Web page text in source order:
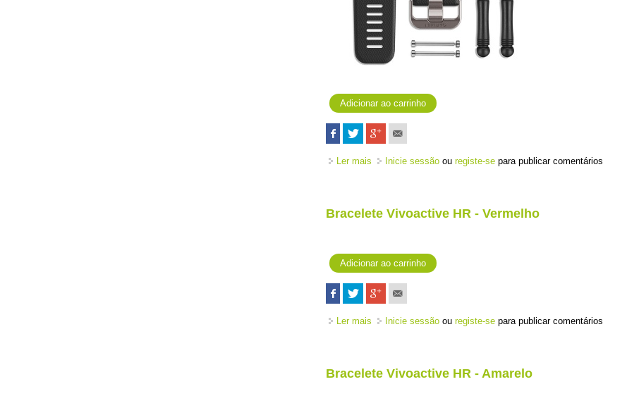
Ler mais acerca de Bracelete Vivoactive HR extra-grande - Preto
Inicie sessão ouregiste-se para publicar comentários
Bracelete Vivoactive HR - Vermelho
Ler mais acerca de Bracelete Vivoactive HR - Vermelho
Inicie sessão ouregiste-se para publicar comentários
Bracelete Vivoactive HR - Amarelo